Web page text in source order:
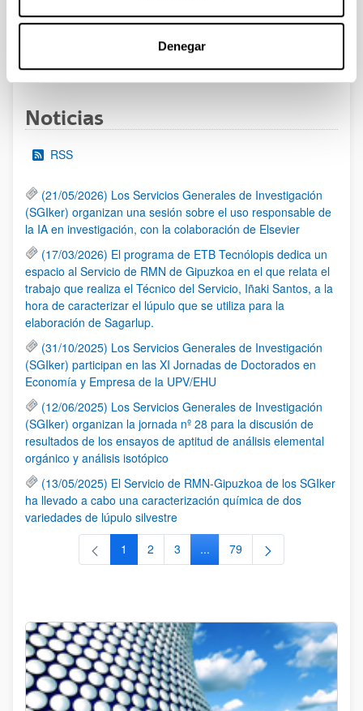
Denegar
Páginas intermedias Use TAB para desplazarse.
Páginas intermedias
Noticias
RSS
(21/05/2026) Los Servicios Generales de Investigación
(SGIker) organizan una sesión sobre el uso responsable de
la IA en investigación, con la colaboración de Elsevier
(17/03/2026) El programa de ETB Tecnólopis dedica un
espacio al Servicio de RMN de Gipuzkoa en el que relata el
trabajo que realiza el Técnico del Servicio, Iñaki Santos, a la
hora de caracterizar el lúpulo que se utiliza para la
elaboración de Sagarlup.
(31/10/2025) Los Servicios Generales de Investigación
(SGIker) participan en las XI Jornadas de Doctorados en
Economía y Empresa de la UPV/EHU
(12/06/2025) Los Servicios Generales de Investigación
(SGIker) organizan la jornada nº 28 para la discusión de
resultados de los ensayos de aptitud de análisis elemental
orgánico y análisis isotópico
(13/05/2025) El Servicio de RMN-Gipuzkoa de los SGIker
ha llevado a cabo una caracterización química de dos
variedades de lúpulo silvestre
Página
1 Página
2 Página
3 ...Páginas intermedias Use TAB
Página
79